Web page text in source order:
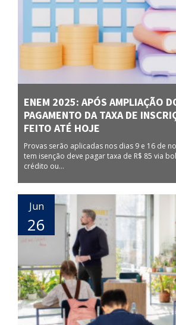
ENEM 2025: APÓS AMPLIAÇÃO
PAGAMENTO DA TAXA DE
FEITO ATÉ HOJE
Provas serão aplicadas nos dias 9 e 16 de
tem isenção deve pagar taxa de R$ 85 via
crédito ou...
Jun
26